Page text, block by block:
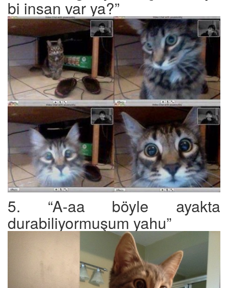
bi insan var ya?”
5. “A-aa böyle ayakta
durabiliyormuşum yahu”